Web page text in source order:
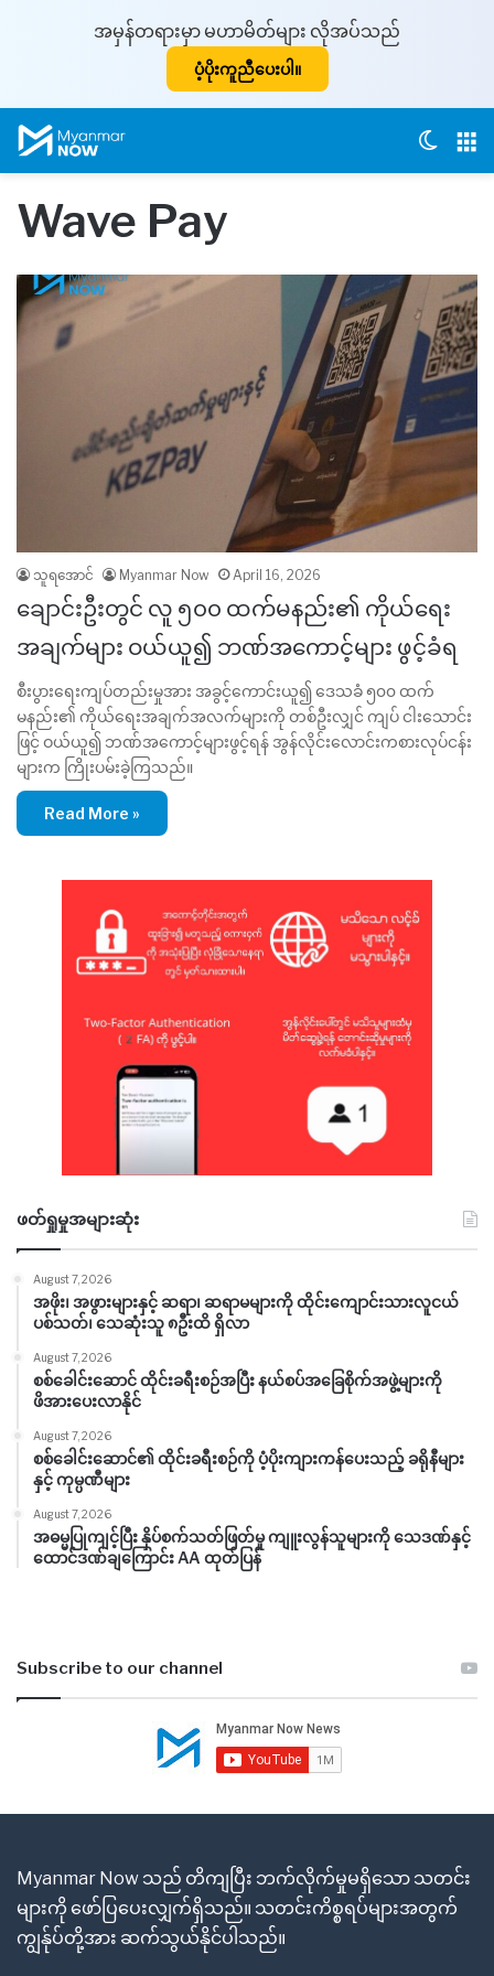
အမှန်တရားမှာ မဟာမိတ်များ လိုအပ်သည်
ပံ့ပိုးကူညီပေးပါ။
Wave Pay
သူရအောင် Myanmar Now April 16, 2026
ချောင်းဦးတွင် လူ ၅၀၀ ထက်မနည်း၏ ကိုယ်ရေး
အချက်များ ဝယ်ယူ၍ ဘဏ်အကောင့်များ ဖွင့်ခံရ
စီးပွားရေးကျပ်တည်းမှုအား အခွင့်ကောင်းယူ၍ ဒေသခံ ၅၀၀ ထက်
မနည်း၏ ကိုယ်ရေးအချက်အလက်များကို တစ်ဦးလျှင် ကျပ် ငါးသောင်း
ဖြင့် ဝယ်ယူ၍ ဘဏ်အကောင့်များဖွင့်ရန် အွန်လိုင်းလောင်းကစားလုပ်ငန်း
များက ကြိုးပမ်းခဲ့ကြသည်။
Read More »
ဖတ်ရှုမှုအများဆုံး
August 7, 2026
အဖိုး၊ အဖွားများနှင့် ဆရာ၊ ဆရာမများကို ထိုင်းကျောင်းသားလူငယ်
ပစ်သတ်၊ သေဆုံးသူ ၈ဦးထိ ရှိလာ
August 7, 2026
စစ်ခေါင်းဆောင် ထိုင်းခရီးစဉ်အပြီး နယ်စပ်အခြေစိုက်အဖွဲ့များကို
ဖိအားပေးလာနိုင်
August 7, 2026
စစ်ခေါင်းဆောင်၏ ထိုင်းခရီးစဉ်ကို ပံ့ပိုးကျားကန်ပေးသည့် ခရိုနီများ
နှင့် ကုမ္ပဏီများ
August 7, 2026
အဓမ္မပြုကျင့်ပြီး နှိပ်စက်သတ်ဖြတ်မှု ကျူးလွန်သူများကို သေဒဏ်နှင့်
ထောင်ဒဏ်ချကြောင်း AA ထုတ်ပြန်
Subscribe to our channel
Myanmar Now သည် တိကျပြီး ဘက်လိုက်မှုမရှိသော သတင်း
များကို ဖော်ပြပေးလျှက်ရှိသည်။ သတင်းကိစ္စရပ်များအတွက်
ကျွန်ုပ်တို့အား ဆက်သွယ်နိုင်ပါသည်။